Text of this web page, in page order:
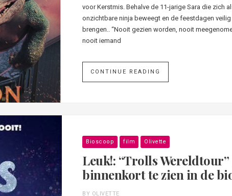
voor Kerstmis. Behalve de 11-jarige Sara die zich
onzichtbare ninja beweegt en de feestdagen
brengen.. “Nooit gezien worden, nooit
nooit iemand
CONTINUE READING
Bioscoop film Olivette
Leuk!: “Trolls Wereldtour”
binnenkort te zien in de
BY OLIVETTE